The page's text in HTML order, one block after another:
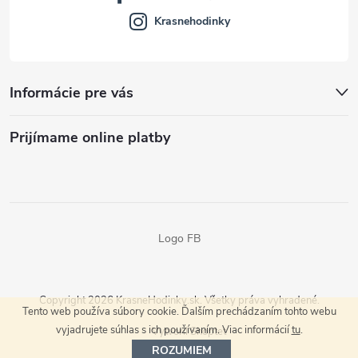
Tento web používa súbory cookie. Ďalším prechádzaním tohto webu
vyjadrujete súhlas s ich používaním. Viac informáciítu.
ROZUMIEM
Informácie pre vás
Prijímame online platby
Krasnehodinky
Logo FB
Vytvoril Shoptet
Copyright 2026 KrasneHodinky.sk. Všetky práva vyhradené.